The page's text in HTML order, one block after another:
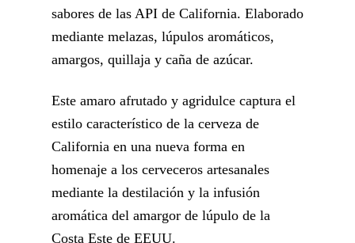
sabores de las API de California. Elaborado
mediante melazas, lúpulos aromáticos,
amargos, quillaja y caña de azúcar.
Este amaro afrutado y agridulce captura el
estilo característico de la cerveza de
California en una nueva forma en
homenaje a los cerveceros artesanales
mediante la destilación y la infusión
aromática del amargor de lúpulo de la
Costa Este de EEUU.